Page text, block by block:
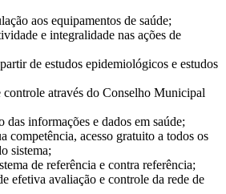
aos equipamentos de saúde;
e integralidade nas ações de
de estudos epidemiológicos e estudos
controle através do Conselho Municipal
informações e dados em saúde;
competência, acesso gratuito a todos os
sistema;
de referência e contra referência;
efetiva avaliação e controle da rede de